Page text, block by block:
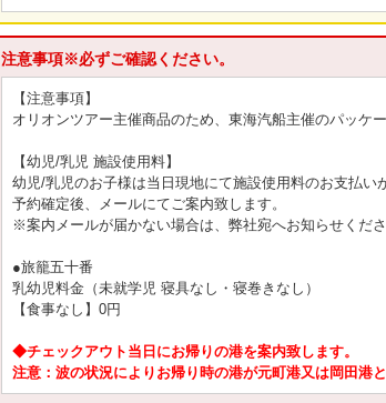
注意事項※必ずご確認ください。
【注意事項】
オリオンツアー主催商品のため、東海汽船主催のパッケ
【幼児/乳児 施設使用料】
幼児/乳児のお子様は当日現地にて施設使用料のお支払い
予約確定後、メールにてご案内致します。
※案内メールが届かない場合は、弊社宛へお知らせくださ
●旅籠五十番
乳幼児料金（未就学児 寝具なし・寝巻きなし）
【食事なし】0円
◆チェックアウト当日にお帰りの港を案内致します。
注意：波の状況によりお帰り時の港が元町港又は岡田港と